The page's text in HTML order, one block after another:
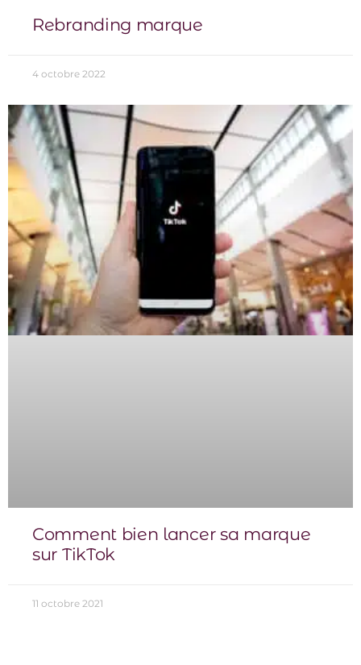
Rebranding marque
4 octobre 2022
Comment bien lancer sa marque
sur TikTok
11 octobre 2021